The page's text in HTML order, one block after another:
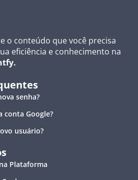
o conteúdo que você precisa
eficiência e conhecimento na
senha?
conta Google?
usuário?
Plataforma